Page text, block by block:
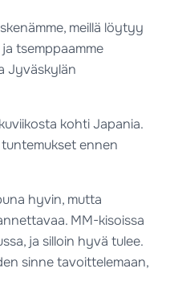
meillä löytyy
tsemppaamme
Jyväskylän
kohti Japania.
ennen
hyvin, mutta
MM-kisoissa
ja silloin hyvä tulee.
sinne tavoittelemaan,